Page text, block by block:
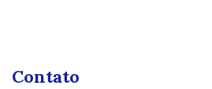
Contato